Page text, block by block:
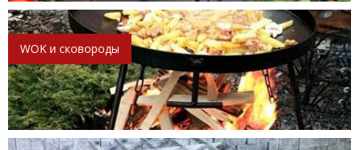
WOK и сковороды